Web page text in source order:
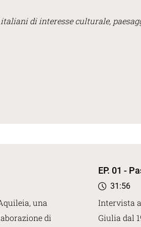
di interesse culturale,
una
di
EP. 01 -
31:56
Intervista
Giulia dal